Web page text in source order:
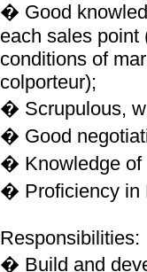
� Good
each sales point
conditions of
colporteur);
� Scrupulous,
� Good
� Knowledge of
� Proficiency in
Responsibilities:
� Build and